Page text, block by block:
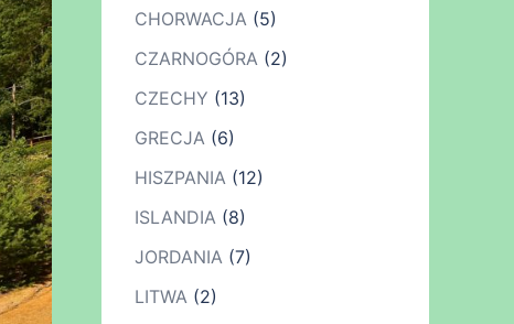
CHORWACJA(5)
CZARNOGÓRA(2)
CZECHY (13)
GRECJA(6)
HISZPANIA(12)
ISLANDIA(8)
JORDANIA(7)
LITWA(2)